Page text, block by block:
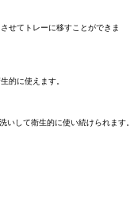
せてトレーに移すことができま
的に使えます。
して衛生的に使い続けられます。